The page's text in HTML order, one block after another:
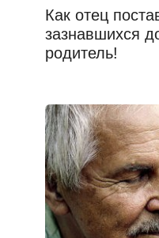
Как отец
зазнавшихся
родитель!